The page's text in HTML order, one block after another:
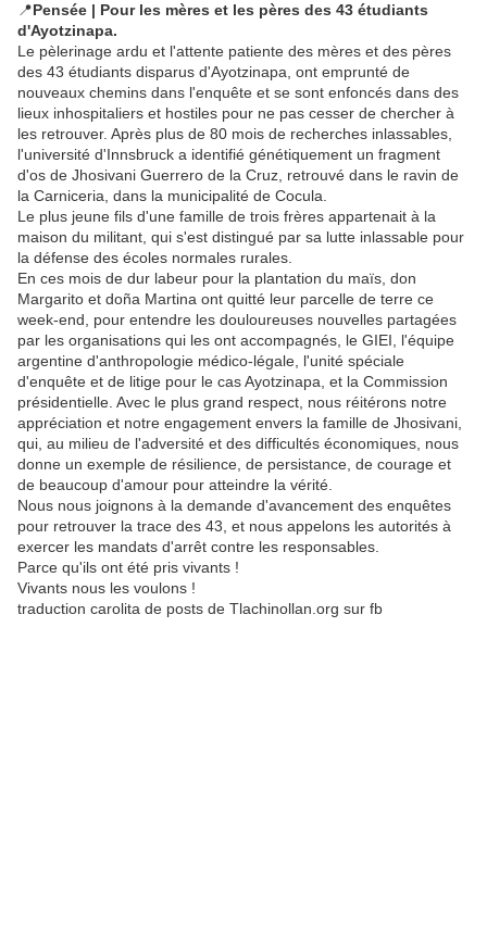
📍Pensée | Pour les mères et les pères des 43 étudiants
d'Ayotzinapa.
Le pèlerinage ardu et l'attente patiente des mères et des pères
des 43 étudiants disparus d'Ayotzinapa, ont emprunté de
nouveaux chemins dans l'enquête et se sont enfoncés dans des
lieux inhospitaliers et hostiles pour ne pas cesser de chercher à
les retrouver. Après plus de 80 mois de recherches inlassables,
l'université d'Innsbruck a identifié génétiquement un fragment
d'os de Jhosivani Guerrero de la Cruz, retrouvé dans le ravin de
la Carniceria, dans la municipalité de Cocula.
Le plus jeune fils d'une famille de trois frères appartenait à la
maison du militant, qui s'est distingué par sa lutte inlassable pour
la défense des écoles normales rurales.
En ces mois de dur labeur pour la plantation du maïs, don
Margarito et doña Martina ont quitté leur parcelle de terre ce
week-end, pour entendre les douloureuses nouvelles partagées
par les organisations qui les ont accompagnés, le GIEI, l'équipe
argentine d'anthropologie médico-légale, l'unité spéciale
d'enquête et de litige pour le cas Ayotzinapa, et la Commission
présidentielle. Avec le plus grand respect, nous réitérons notre
appréciation et notre engagement envers la famille de Jhosivani,
qui, au milieu de l'adversité et des difficultés économiques, nous
donne un exemple de résilience, de persistance, de courage et
de beaucoup d'amour pour atteindre la vérité.
Nous nous joignons à la demande d'avancement des enquêtes
pour retrouver la trace des 43, et nous appelons les autorités à
exercer les mandats d'arrêt contre les responsables.
Parce qu'ils ont été pris vivants !
Vivants nous les voulons !
traduction carolita de posts de Tlachinollan.org sur fb